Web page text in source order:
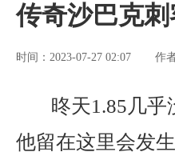
传奇沙巴克
时间：2023-07-27 02:07 作
昸天1.85几
他留在这里会发